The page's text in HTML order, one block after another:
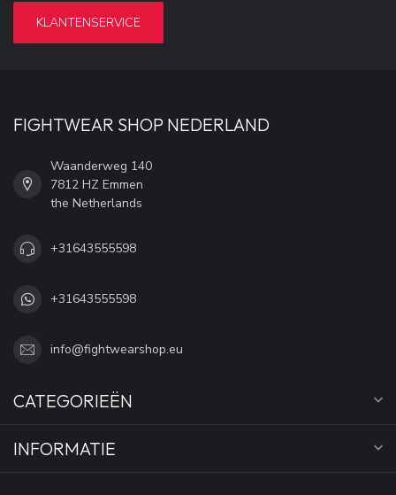
KLANTENSERVICE
FIGHTWEAR SHOP NEDERLAND
Waanderweg 140
7812 HZ Emmen
the Netherlands
+31643555598
+31643555598
info@fightwearshop.eu
CATEGORIEËN
INFORMATIE